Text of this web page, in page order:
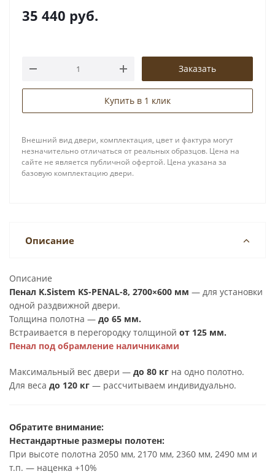
35 440 руб.
Заказать
Купить в 1 клик
Внешний вид двери, комплектация, цвет и фактура могут
незначительно отличаться от реальных образцов. Цена на
сайте не является публичной офертой. Цена указана за
базовую комплектацию двери.
Описание
Описание
Пенал K.Sistem KS-PENAL-8, 2700×600 мм — для установки
одной раздвижной двери.
Толщина полотна — до 65 мм.
Встраивается в перегородку толщиной от 125 мм.
Пенал под обрамление наличниками
Максимальный вес двери — до 80 кг на одно полотно.
Для веса до 120 кг — рассчитываем индивидуально.
Обратите внимание:
Нестандартные размеры полотен:
При высоте полотна 2050 мм, 2170 мм, 2360 мм, 2490 мм и
т.п. — наценка +10%